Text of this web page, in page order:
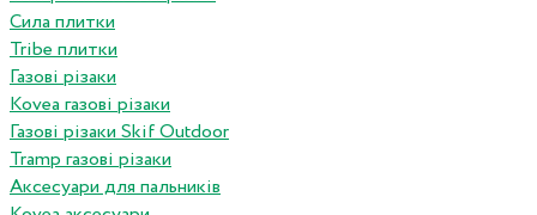
Сила плитки
Tribe плитки
Газові різаки
Kovea газові різаки
Газові різаки Skif Outdoor
Tramp газові різаки
Аксесуари для пальників